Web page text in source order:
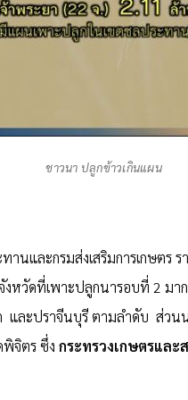
ชาวนา ปลูกข้าวเกินแผน
นและกรมส่งเสริมการเกษต
หวัดที่เพาะปลูกนารอบที่ 2 ม
ละปราจีนบุรี ตามลำดับ ส่วน
จิตร ซึ่ง กระทรวงเกษตรและ